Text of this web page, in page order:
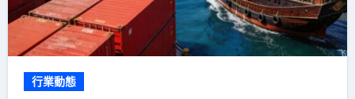
行業動態